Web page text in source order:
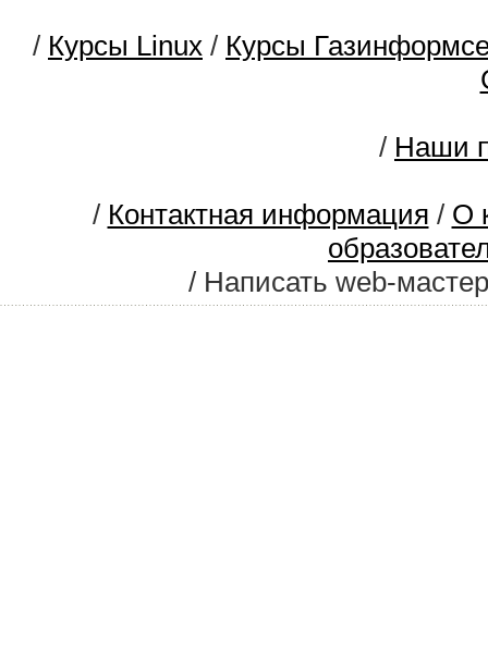
/ Курсы Linux / Курсы
/ Наши
/ Контактная информация / О
/ Написать web-